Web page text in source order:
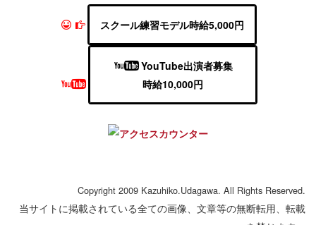
スクール練習モデル時給5,000円
YouTube出演者募集
時給10,000円
Copyright 2009 Kazuhiko.Udagawa. All Rights Reserved.
当サイトに掲載されている全ての画像、文章等の無断転用、転載